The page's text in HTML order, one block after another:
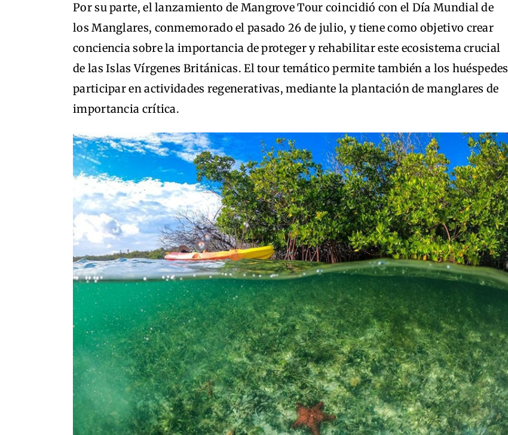
Por su parte, el lanzamiento de Mangrove Tour coincidió con el Día Mundial de
los Manglares, conmemorado el pasado 26 de julio, y tiene como objetivo crear
conciencia sobre la importancia de proteger y rehabilitar este ecosistema crucial
de las Islas Vírgenes Británicas. El tour temático permite también a los huéspedes
participar en actividades regenerativas, mediante la plantación de manglares de
importancia crítica.